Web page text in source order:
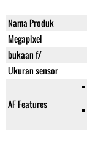
Nama Produk
Megapixel
bukaan f/
Ukuran sensor
AF Features